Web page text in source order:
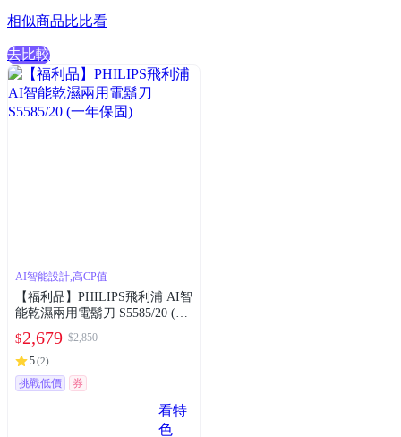
相似商品比比看
去比較
AI智能設計,高CP值
【福利品】PHILIPS飛利浦 AI智
能乾濕兩用電鬍刀 S5585/20 (一
$2,679 $2,850
5(2)
挑戰低價 券
看特
色